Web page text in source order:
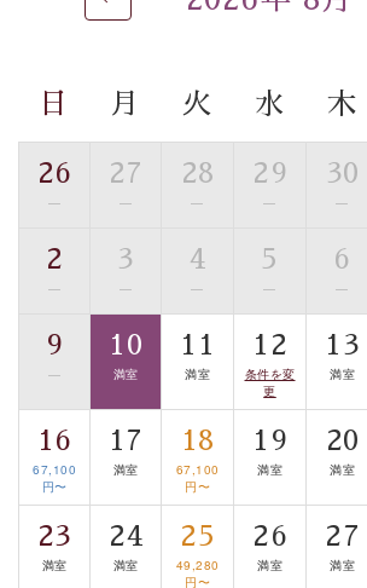
・夕食は地産地消の創作和会席 美湖
いう昔の暦による料理表現）
・朝食はこだわりの味噌汁をはじめと
自家源泉「美翠源泉」は酸化の進みが
の効果が高い、極めて希有な源泉です
るご入浴をお愉しみください。
■お座敷風呂（大浴場）
温泉の成分に合わせ、防菌防カビの
用。 足元が柔らかく、そして滑りに
す。
※男性大浴場までのご移動には階段が
ご了承のほどお願いいたします。
■貸切温泉風呂 （40分2000円）
日 月 火 水 木
26
—
27
—
28
—
29
—
30
—
2
—
3
—
4
—
5
—
6
—
9
—
10
満室
11
満室
12
条件を変
更
13
満室
16
67,100
円〜
17
満室
18
67,100
円〜
19
満室
20
満室
23
満室
24
満室
25
49,280
円〜
26
満室
27
満室